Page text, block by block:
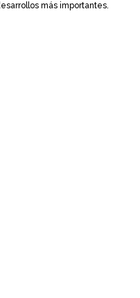
más importantes.